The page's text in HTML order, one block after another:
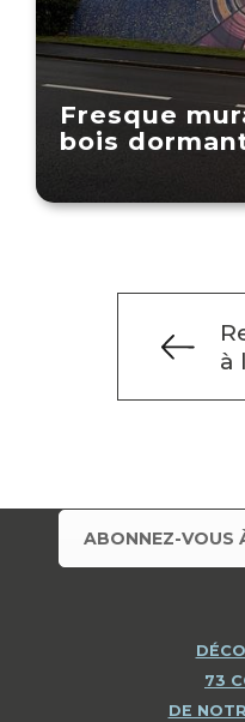
Fresque
bois
à
ABONNEZ-VOUS
73
DE